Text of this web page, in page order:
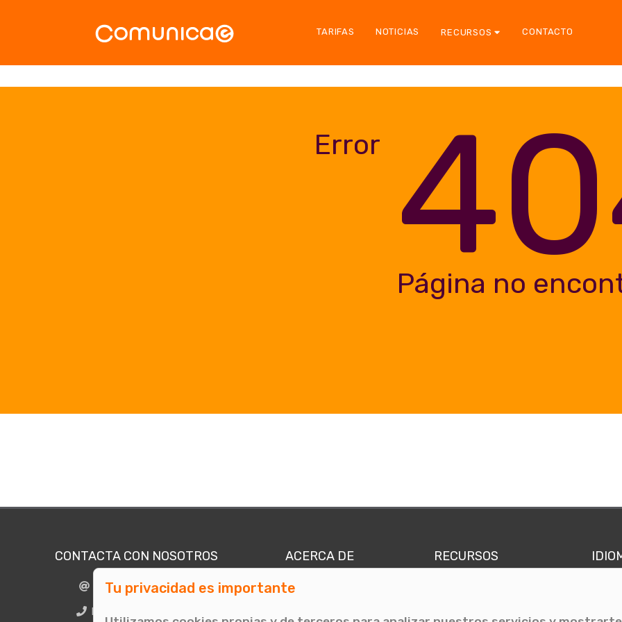
TARIFAS NOTICIAS RECURSOS CONTACTO
Error
Página no
CONTACTA CON NOSOTROS
info@comunicae.com
BCN + 34 931 702 774
ACERCA DE
Quiénes somos
RECURSOS
Tu privacidad es importante